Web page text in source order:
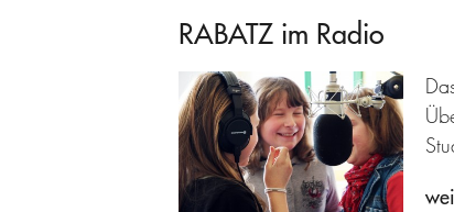
RABATZ im Radio